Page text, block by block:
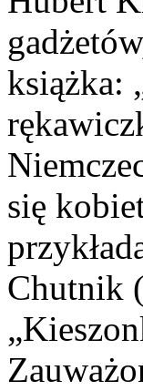
książka:
się
Chutnik